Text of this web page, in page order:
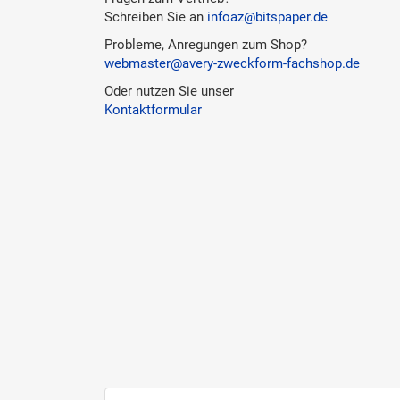
Schreiben Sie an infoaz@bitspaper.de
Probleme, Anregungen zum Shop?
webmaster@avery-zweckform-fachshop.de
Oder nutzen Sie unser
Kontaktformular